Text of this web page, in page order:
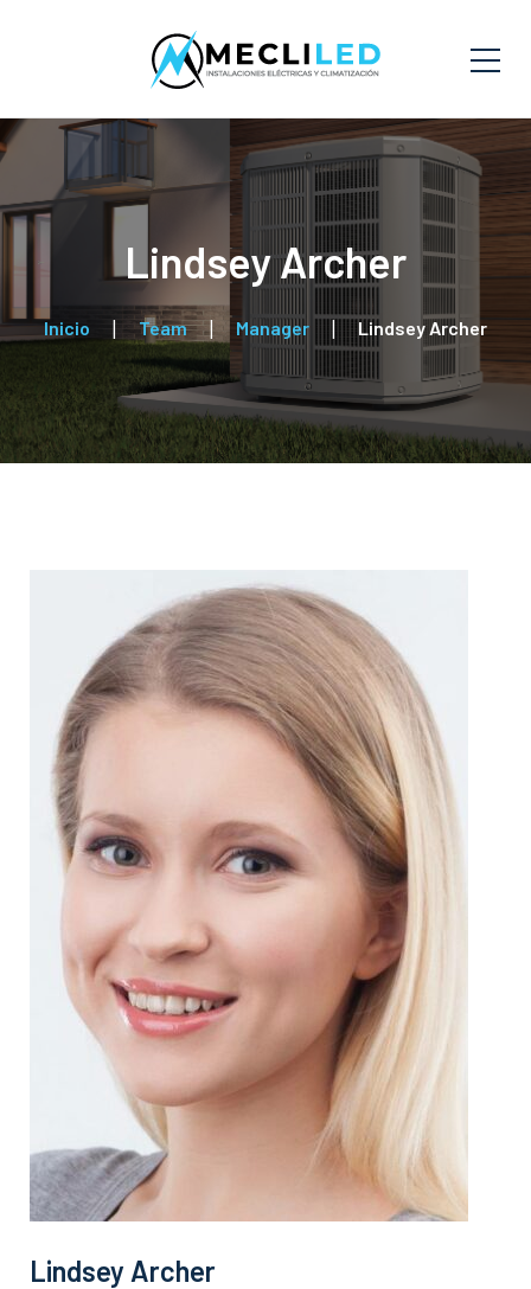
Lindsey Archer
Inicio Team Manager Lindsey Archer
Lindsey Archer